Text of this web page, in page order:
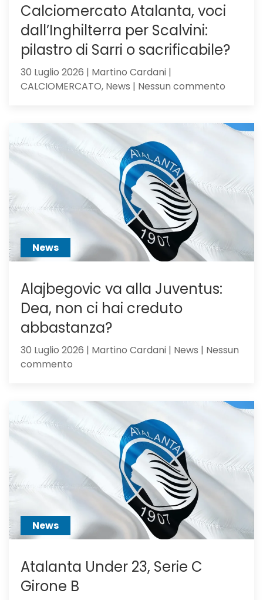
Calciomercato Atalanta, voci
dall’Inghilterra per Scalvini:
pilastro di Sarri o sacrificabile?
30 Luglio 2026 | Martino Cardani |
CALCIOMERCATO, News | Nessun commento
voci
pilastro
Sarri
News
Alajbegovic va alla Juventus:
Dea, non ci hai creduto
abbastanza?
30 Luglio 2026 | Martino Cardani | News | Nessun
commento
alla
Juventus:
Dea,
non
hai
creduto
abbastanza?
News
Atalanta Under 23, Serie C
Girone B